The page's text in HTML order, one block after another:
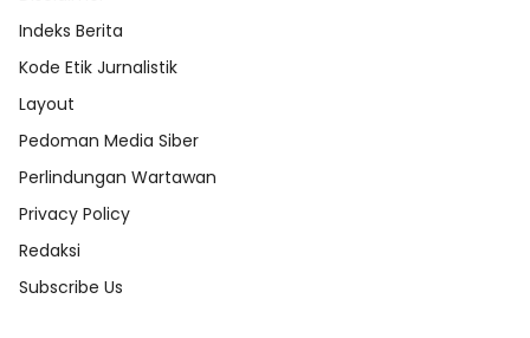
Indeks Berita
Kode Etik Jurnalistik
Layout
Pedoman Media Siber
Perlindungan Wartawan
Privacy Policy
Redaksi
Subscribe Us